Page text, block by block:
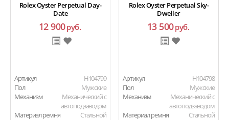
Rolex Oyster Perpetual Day-
Date
12 900руб.
Артикул
H104799
Пол
Мужские
Механизм
Механический с
автоподзаводом
Материал ремня
Стальной
Rolex Oyster Perpetual Sky-
Dweller
13 500руб.
Артикул
H104798
Пол
Мужские
Механизм
Механический с
автоподзаводом
Материал ремня
Стальной